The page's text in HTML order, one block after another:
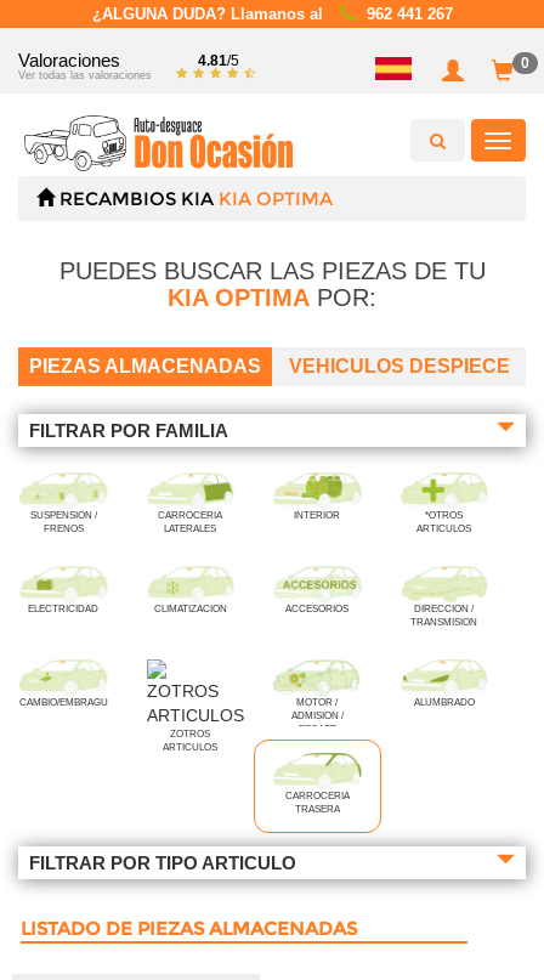
¿ALGUNA DUDA? Llamanos al 962 441 267
Valoraciones
Ver todas las valoraciones
4.81/5 0
RECAMBIOS KIA KIA OPTIMA
PUEDES BUSCAR LAS PIEZAS DE TU
KIA OPTIMA POR:
PIEZAS ALMACENADAS VEHICULOS DESPIECE
FILTRAR POR FAMILIA
SUSPENSION /
FRENOS
CARROCERIA
LATERALES
INTERIOR
*OTROS
ARTICULOS
ELECTRICIDAD CLIMATIZACION ACCESORIOS
DIRECCION /
TRANSMISION
CAMBIO/EMBRAGUE
ZOTROS
ARTICULOS
MOTOR /
ADMISION /
ESCAPE
ALUMBRADO
CARROCERIA
TRASERA
FILTRAR POR TIPO ARTICULO
LISTADO DE PIEZAS ALMACENADAS